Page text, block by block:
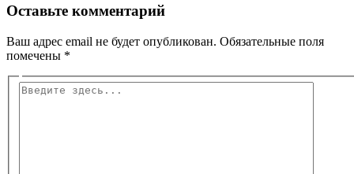
Оставьте комментарий
Ваш адрес email не будет опубликован. Обязательные поля
помечены *
Введите